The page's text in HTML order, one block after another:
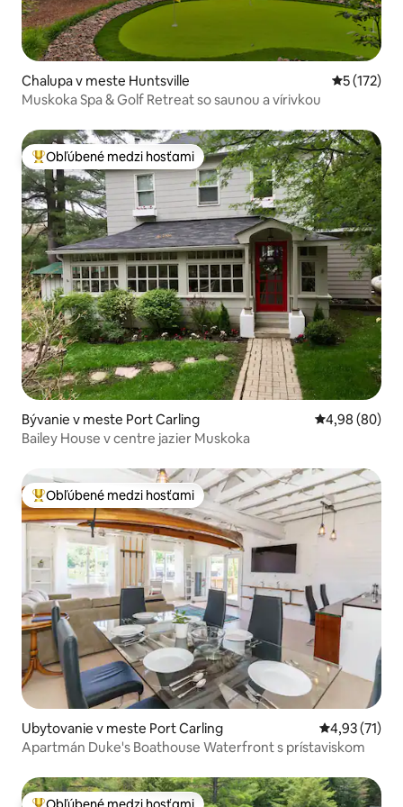
Chalupa v meste Huntsville Priemerné
5 (172)
Muskoka Spa & Golf Retreat so saunou a vírivkou
Najobľúbenejšie medzi hosťami
Obľúbené medzi hosťami
Bývanie v meste Port Carling Priemerné
4,98 (80)
Bailey House v centre jazier Muskoka
Najobľúbenejšie medzi hosťami
Obľúbené medzi hosťami
Ubytovanie v meste Port Carling Priemerné
4,93 (71)
Apartmán Duke's Boathouse Waterfront s prístaviskom